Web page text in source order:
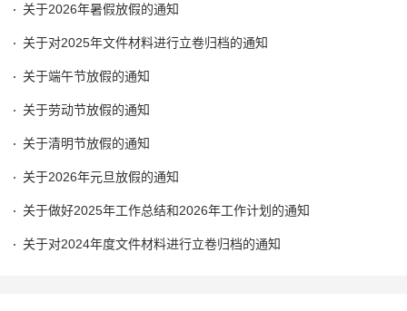
关于2026年暑假放假的通知
关于对2025年文件材料进行立卷归档的通知
关于端午节放假的通知
关于劳动节放假的通知
关于清明节放假的通知
关于2026年元旦放假的通知
关于做好2025年工作总结和2026年工作计划的通知
关于对2024年度文件材料进行立卷归档的通知